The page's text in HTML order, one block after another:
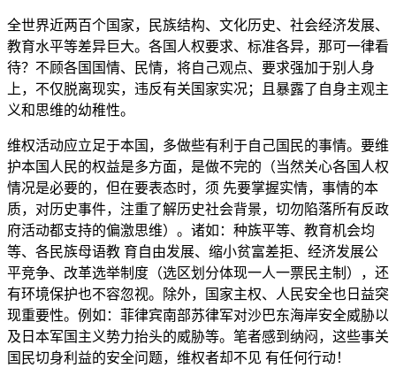
全世界近两百个国家，民族结构、文化历史、社会经济发展、
教育水平等差异巨大。各国人权要求、标准各异，那可一律看
待？不顾各国国情、民情，将自己观点、要求强加于别人身
上，不仅脱离现实，违反有关国家实况；且暴露了自身主观主
义和思维的幼稚性。
维权活动应立足于本国，多做些有利于自己国民的事情。要维
护本国人民的权益是多方面，是做不完的（当然关心各国人权
情况是必要的，但在要表态时，须 先要掌握实情，事情的本
质，对历史事件，注重了解历史社会背景，切勿陷落所有反政
府活动都支持的偏激思维）。诸如：种族平等、教育机会均
等、各民族母语教 育自由发展、缩小贫富差拒、经济发展公
平竞争、改革选举制度（选区划分体现一人一票民主制），还
有环境保护也不容忽视。除外，国家主权、人民安全也日益突
现重要性。例如：菲律宾南部苏律军对沙巴东海岸安全威胁以
及日本军国主义势力抬头的威胁等。笔者感到纳闷，这些事关
国民切身利益的安全问题，维权者却不见 有任何行动！